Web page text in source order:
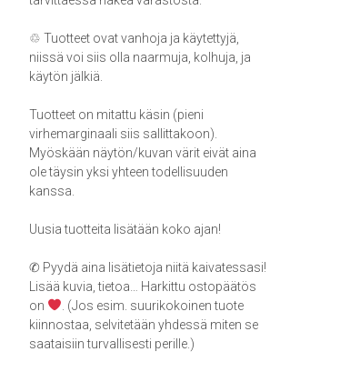
♲ Tuotteet ovat vanhoja ja käytettyjä,
niissä voi siis olla naarmuja, kolhuja, ja
käytön jälkiä.
Tuotteet on mitattu käsin (pieni
virhemarginaali siis sallittakoon).
Myöskään näytön/kuvan värit eivät aina
ole täysin yksi yhteen todellisuuden
kanssa.
Uusia tuotteita lisätään koko ajan!
✆ Pyydä aina lisätietoja niitä kaivatessasi!
Lisää kuvia, tietoa… Harkittu ostopäätös
on
. (Jos esim. suurikokoinen tuote
kiinnostaa, selvitetään yhdessä miten se
saataisiin turvallisesti perille.)